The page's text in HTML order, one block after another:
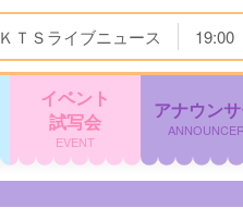
ＫＴＳライブニュース 19:00
イベント
試写会
EVENT
アナウン
ANNOUNCER